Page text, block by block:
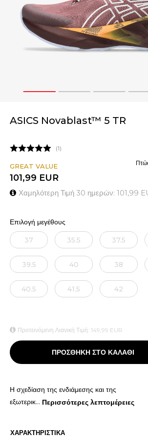
1 2 3 4
ASICS Novablast™ 5 TR
1
GREAT VALUE
101,99 EUR
Χαμηλότερη Τιμή 30 ημερών: 101,99
Επιλογή μεγέθους
37 35.5 37.5
39.5 40 38
40.5 41.5 42
Προτεινόμενη Λιανική Τιμή: 149,99 EUR
ΠΡΟΣΘΗΚΗ ΣΤΟ ΚΑΛΑΘΙ
Η σχεδίαση της ενδιάμεσης και της
εξωτερικ... Περισσότερες λεπτομέρειες
ΧΑΡΑΚΤΗΡΙΣΤΙΚΑ